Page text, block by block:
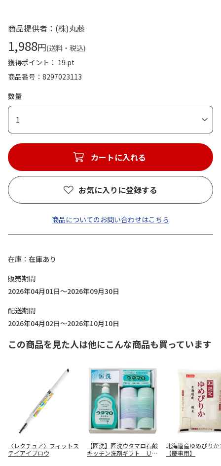
商品提供者：(株)丸藤
1,988円(送料・税込)
獲得ポイント： 19 pt
商品番号
8297023113
数量
1
カートに入れる
お気に入りに登録する
商品についてのお問い合わせはこちら
在庫
在庫あり
販売期間
2026年04月01日～2026年09月30日
配送期間
2026年04月02日～2026年10月10日
この商品を見た人は他にこんな商品も買っています
〈レクチュア〉フィットス
テイアイブロウ
【匠洗】匠洗ウタマロ石鹸
キッチン洗剤ギフト ＵＴ
北海道産ゆめぴりか
【慶事用】